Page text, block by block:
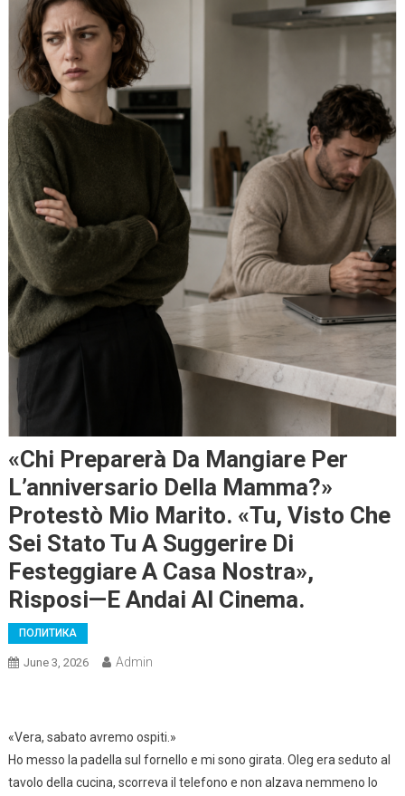
«Chi Preparerà Da Mangiare Per
L’anniversario Della Mamma?»
Protestò Mio Marito. «Tu, Visto Che
Sei Stato Tu A Suggerire Di
Festeggiare A Casa Nostra»,
Risposi—E Andai Al Cinema.
ПОЛИТИКА
June 3, 2026 Admin
«Vera, sabato avremo ospiti.»
Ho messo la padella sul fornello e mi sono girata. Oleg era seduto al
tavolo della cucina, scorreva il telefono e non alzava nemmeno lo